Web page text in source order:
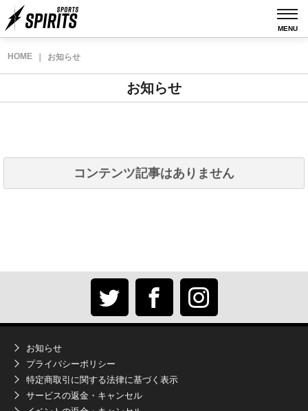
MENU
HOME お知らせ
お知らせ
コンテンツ記事はありません
お知らせ
プライバシーポリシー
特定商取引に関する法律に基づく表示
サービスの返金・キャンセル